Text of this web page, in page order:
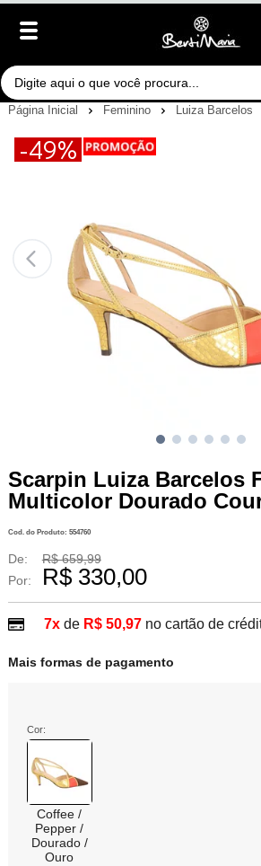
Página Inicial Feminino Luiza Barcelos
-49%
Scarpin Luiza Barcelos
Multicolor Dourado
Cod. do Produto: 554760
De:
R$ 659,99
Por:
R$ 330,00
7xde R$ 50,97 no cartão de
Mais formas de pagamento
Cor:
Coffee /
Pepper /
Dourado /
Ouro